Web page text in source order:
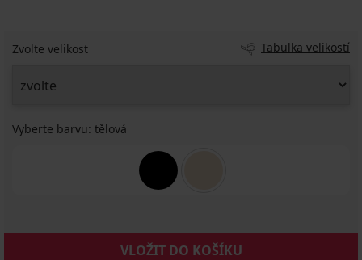
Zvolte velikost Tabulka velikostí
Vyberte barvu: tělová
VLOŽIT DO KOŠÍKU